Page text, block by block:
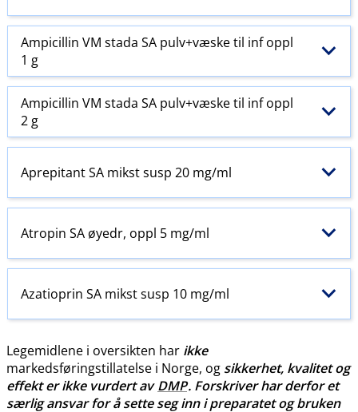
Ampicillin VM stada SA pulv+væske til inf oppl
1 g
Ampicillin VM stada SA pulv+væske til inf oppl
2 g
Aprepitant SA mikst susp 20 mg/ml
Atropin SA øyedr, oppl 5 mg/ml
Azatioprin SA mikst susp 10 mg/ml
Legemidlene i oversikten har ikke
markedsføringstillatelse i Norge, og sikkerhet, kvalitet og
effekt er ikke vurdert avDMP. Forskriver har derfor et
særlig ansvar for å sette seg inn i preparatet og bruken